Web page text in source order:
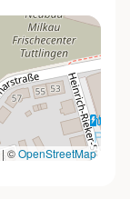
|©OpenStreetMap